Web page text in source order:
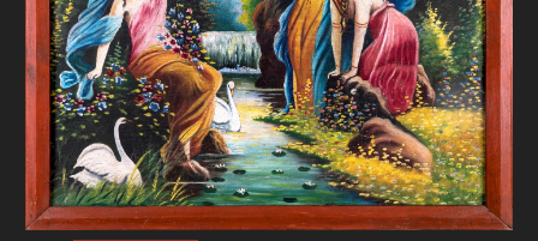
ОНЛАЙН-КРАМНИЦЯ
ПІДТРИМАТИ